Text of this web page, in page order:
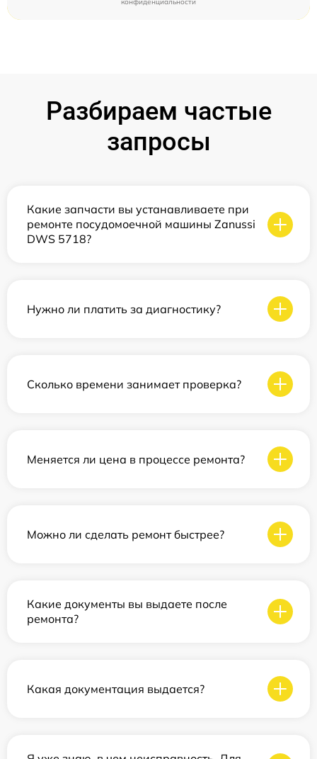
Разбираем частые
запросы
Какие запчасти вы устанавливаете при
ремонте посудомоечной машины Zanussi
DWS 5718?
Нужно ли платить за диагностику?
Сколько времени занимает проверка?
Меняется ли цена в процессе ремонта?
Можно ли сделать ремонт быстрее?
Какие документы вы выдаете после
ремонта?
Какая документация выдается?